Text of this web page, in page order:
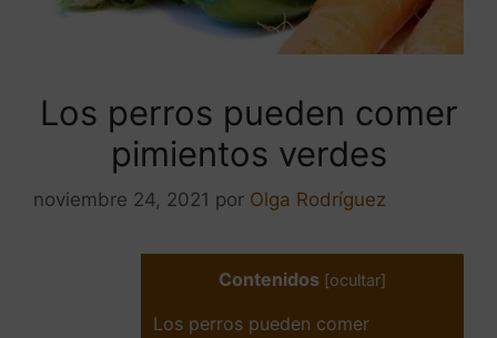
Los perros pueden comer
pimientos verdes
noviembre 24, 2021 por Olga Rodríguez
Contenidos [ocultar]
Los perros pueden comer